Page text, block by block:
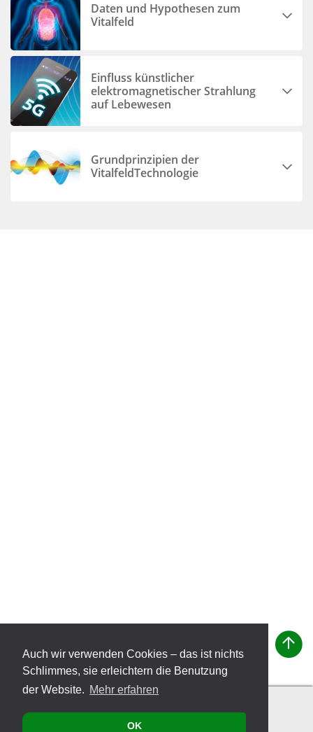
Auch wir verwenden Cookies – das ist nichts
Schlimmes, sie erleichtern die Benutzung
der Website. Mehr erfahren
OK
Daten und Hypothesen zum
Vitalfeld
Einfluss künstlicher
elektromagnetischer Strahlung
auf Lebewesen
Grundprinzipien der
VitalfeldTechnologie